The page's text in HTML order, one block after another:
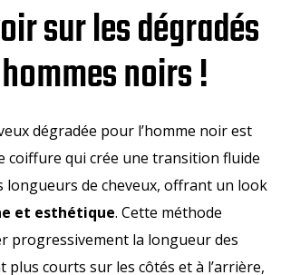
sur les dégradés
noirs !
dégradée pour l’homme noir est
coiffure qui crée une transition fluide
longueurs de cheveux, offrant un look
et esthétique. Cette méthode
progressivement la longueur des
plus courts sur les côtés et à l’arrière,